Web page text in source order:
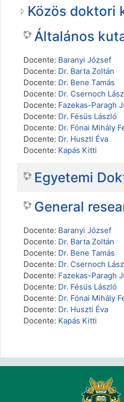
Közös doktori
Általános
Docente: Baranyi József
Docente: Dr. Barta Zoltán
Docente: Dr. Bene Tamás
Docente: Dr. Csernoch
Docente: Fazekas-Paragh
Docente: Dr. Fésüs László
Docente: Dr. Fónai Mihály
Docente: Dr. Huszti Éva
Docente: Kapás Kitti
Egyetemi
General
Docente: Baranyi József
Docente: Dr. Barta Zoltán
Docente: Dr. Bene Tamás
Docente: Dr. Csernoch
Docente: Fazekas-Paragh
Docente: Dr. Fésüs László
Docente: Dr. Fónai Mihály
Docente: Dr. Huszti Éva
Docente: Kapás Kitti